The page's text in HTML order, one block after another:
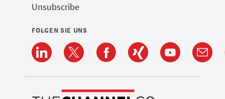
Unsubscribe
FOLGEN SIE UNS